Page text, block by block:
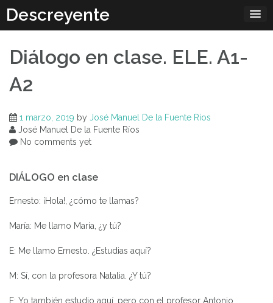
content
Descreyente
Diálogo en clase. ELE. A1-
A2
1 marzo, 2019 by José Manuel De la Fuente Ríos
José Manuel De la Fuente Ríos
No comments yet
DIÁLOGO en clase
Ernesto: ¡Hola!, ¿cómo te llamas?
María: Me llamo María, ¿y tú?
E: Me llamo Ernesto. ¿Estudias aquí?
M: Sí, con la profesora Natalia. ¿Y tú?
E: Yo también estudio aquí, pero con el profesor Antonio.